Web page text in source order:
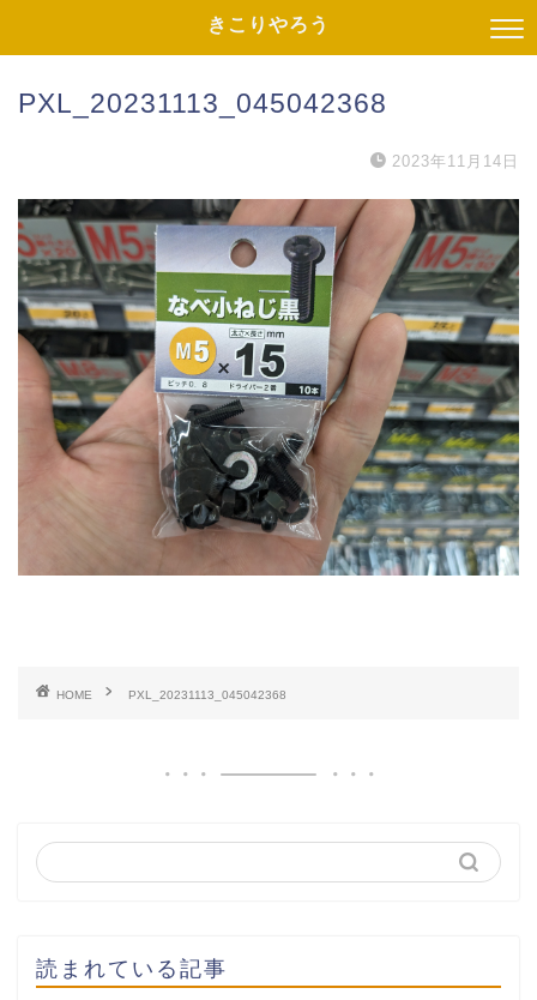
きこりやろう
PXL_20231113_045042368
2023年11月14日
HOME PXL_20231113_045042368
読まれている記事